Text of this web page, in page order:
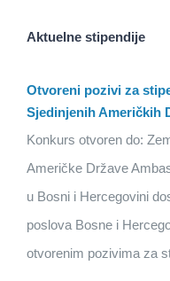
Aktuelne stipendije
Otvoreni pozivi za
Sjedinjenih Američkih
Konkurs otvoren do:
Američke Države
u Bosni i Hercegovini
poslova Bosne i
otvorenim pozivima za